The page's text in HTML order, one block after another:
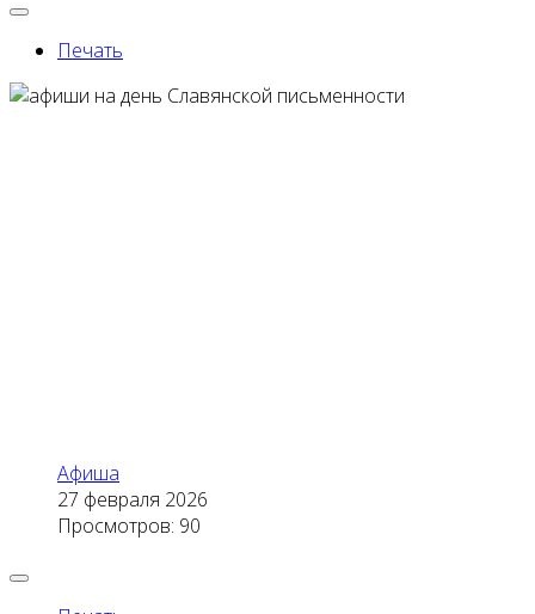
Печать
Афиша
27 февраля 2026
Просмотров: 90